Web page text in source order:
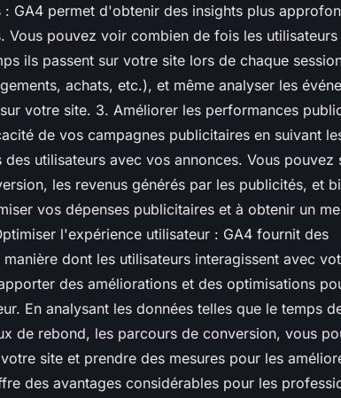
GA4 permet d'obtenir des insights plus
Vous pouvez voir combien de fois les utilisateurs
ils passent sur votre site lors de chaque
achats, etc.), et même analyser les
votre site. 3. Améliorer les performances
de vos campagnes publicitaires en suivant
utilisateurs avec vos annonces. Vous pouvez
les revenus générés par les publicités, et
vos dépenses publicitaires et à obtenir un
l'expérience utilisateur : GA4 fournit des
dont les utilisateurs interagissent avec
des améliorations et des optimisations
En analysant les données telles que le temps
de rebond, les parcours de conversion, vous
site et prendre des mesures pour les
des avantages considérables pour les